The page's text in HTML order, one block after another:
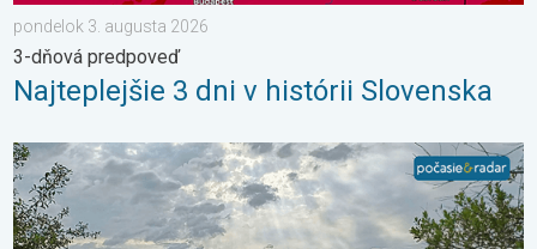
pondelok 3. augusta 2026
3-dňová predpoveď
Najteplejšie 3 dni v histórii Slovenska
Z každého rožku trošku. 3-dňová predpoveď. . . pondelok 6.